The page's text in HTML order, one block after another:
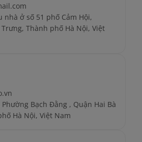
nhà ở số 51 phố Cảm Hội,
Thành phố Hà Nội, Việt
Phường Bạch Đằng , Quận Hai Bà
Hà Nội, Việt Nam